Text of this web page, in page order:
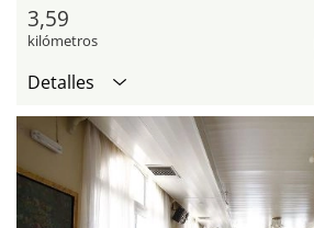
3,59
kilómetros
Detalles